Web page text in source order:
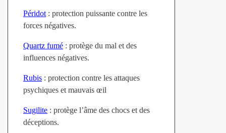
Péridot: protection puissante contre les
forces négatives.
Quartz fumé: protège du mal et des
influences négatives.
Rubis: protection contre les attaques
psychiques et mauvais œil
Sugilite: protège l’âme des chocs et des
déceptions.